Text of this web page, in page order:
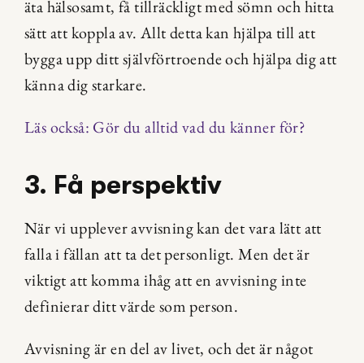
äta hälsosamt, få tillräckligt med sömn och hitta
sätt att koppla av. Allt detta kan hjälpa till att
bygga upp ditt självförtroende och hjälpa dig att
känna dig starkare.
Läs också: Gör du alltid vad du känner för?
3. Få perspektiv
När vi upplever avvisning kan det vara lätt att
falla i fällan att ta det personligt. Men det är
viktigt att komma ihåg att en avvisning inte
definierar ditt värde som person.
Avvisning är en del av livet, och det är något